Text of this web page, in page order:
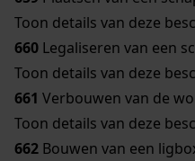
Toon details van deze
660 Legaliseren van een
Toon details van deze
661 Verbouwen van de
Toon details van deze
662 Bouwen van een